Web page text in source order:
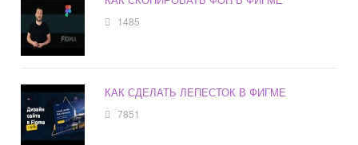
1485
КАК СДЕЛАТЬ ЛЕПЕСТОК В ФИГМЕ
7851